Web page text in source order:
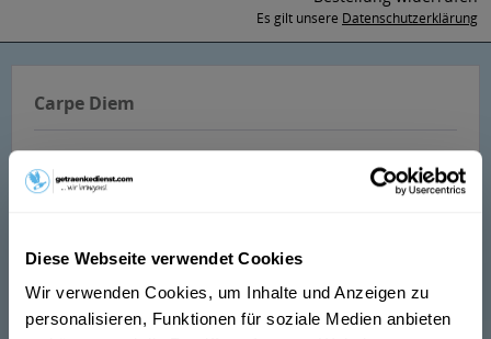
Diese Webseite verwendet Cookies
Wir verwenden Cookies, um Inhalte und Anzeigen zu
personalisieren, Funktionen für soziale Medien anbieten
Es gilt unsere Datenschutzerklärung
Carpe Diem
nach Hause oder ins Büro liefern.